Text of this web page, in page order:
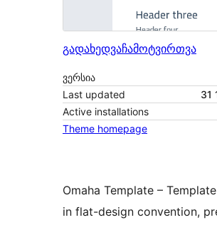
გადახედვაჩამოტვირთვა
ვერსია
Last updated
31
Active installations
Theme homepage
Omaha Template –
in flat-design convention,